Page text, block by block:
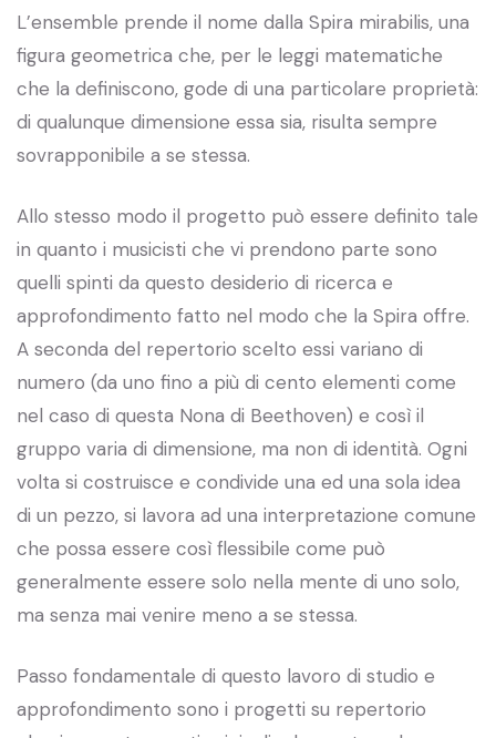
L’ensemble prende il nome dalla Spira mirabilis, una
figura geometrica che, per le leggi matematiche
che la definiscono, gode di una particolare proprietà:
di qualunque dimensione essa sia, risulta sempre
sovrapponibile a se stessa.
Allo stesso modo il progetto può essere definito tale
in quanto i musicisti che vi prendono parte sono
quelli spinti da questo desiderio di ricerca e
approfondimento fatto nel modo che la Spira offre.
A seconda del repertorio scelto essi variano di
numero (da uno fino a più di cento elementi come
nel caso di questa Nona di Beethoven) e così il
gruppo varia di dimensione, ma non di identità. Ogni
volta si costruisce e condivide una ed una sola idea
di un pezzo, si lavora ad una interpretazione comune
che possa essere così flessibile come può
generalmente essere solo nella mente di uno solo,
ma senza mai venire meno a se stessa.
Passo fondamentale di questo lavoro di studio e
approfondimento sono i progetti su repertorio